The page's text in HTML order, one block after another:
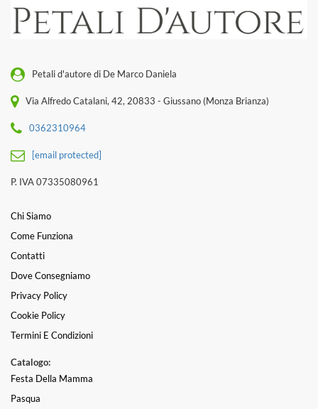
Petali d'autore di De Marco Daniela
Via Alfredo Catalani, 42, 20833 - Giussano (Monza Brianza)
0362310964
[email protected]
P. IVA 07335080961
Chi Siamo
Come Funziona
Contatti
Dove Consegniamo
Privacy Policy
Cookie Policy
Termini E Condizioni
Catalogo:
Festa Della Mamma
Pasqua